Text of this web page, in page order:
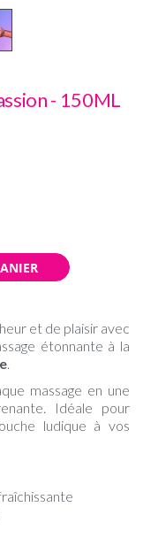
- 150ML
et de plaisir avec
étonnante à la
.
massage en une
Idéale pour
ludique à vos